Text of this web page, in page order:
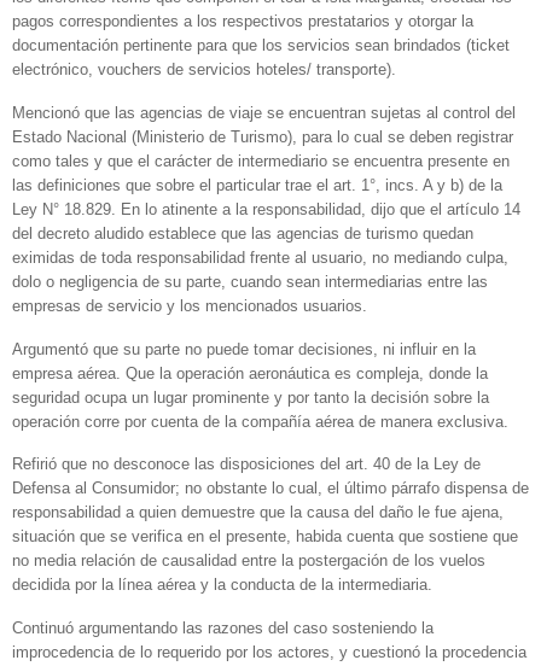
pagos correspondientes a los respectivos prestatarios y otorgar la
documentación pertinente para que los servicios sean brindados (ticket
electrónico, vouchers de servicios hoteles/ transporte).
Mencionó que las agencias de viaje se encuentran sujetas al control del
Estado Nacional (Ministerio de Turismo), para lo cual se deben registrar
como tales y que el carácter de intermediario se encuentra presente en
las definiciones que sobre el particular trae el art. 1°, incs. A y b) de la
Ley N° 18.829. En lo atinente a la responsabilidad, dijo que el artículo 14
del decreto aludido establece que las agencias de turismo quedan
eximidas de toda responsabilidad frente al usuario, no mediando culpa,
dolo o negligencia de su parte, cuando sean intermediarias entre las
empresas de servicio y los mencionados usuarios.
Argumentó que su parte no puede tomar decisiones, ni influir en la
empresa aérea. Que la operación aeronáutica es compleja, donde la
seguridad ocupa un lugar prominente y por tanto la decisión sobre la
operación corre por cuenta de la compañía aérea de manera exclusiva.
Refirió que no desconoce las disposiciones del art. 40 de la Ley de
Defensa al Consumidor; no obstante lo cual, el último párrafo dispensa de
responsabilidad a quien demuestre que la causa del daño le fue ajena,
situación que se verifica en el presente, habida cuenta que sostiene que
no media relación de causalidad entre la postergación de los vuelos
decidida por la línea aérea y la conducta de la intermediaria.
Continuó argumentando las razones del caso sosteniendo la
improcedencia de lo requerido por los actores, y cuestionó la procedencia